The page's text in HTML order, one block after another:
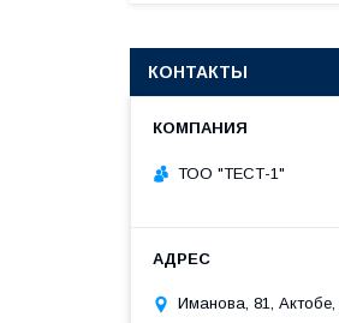
КОНТАКТЫ
ТОО "ТЕСТ-1"
Иманова, 81, Актобе,